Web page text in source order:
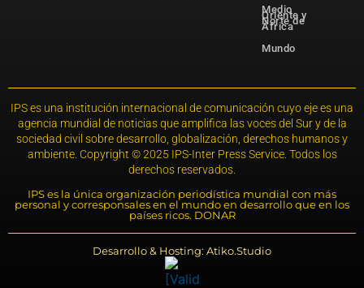
Medio
Oriente y
Norte de
África
Mundo
IPS es una institución internacional de comunicación cuyo eje es una
agencia mundial de noticias que amplifica las voces del Sur y de la
sociedad civil sobre desarrollo, globalización, derechos humanos y
ambiente. Copyright © 2025 IPS-Inter Press Service. Todos los
derechos reservados.
IPS es la única organización periodística mundial con más
personal y corresponsales en el mundo en desarrollo que en los
países ricos. DONAR
Desarrollo & Hosting: Atiko.Studio